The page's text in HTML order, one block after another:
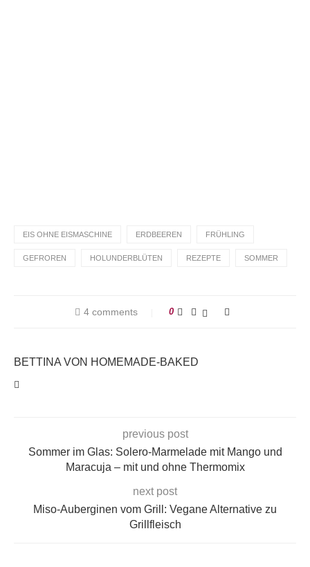
EIS OHNE EISMASCHINE ERDBEEREN FRÜHLING
GEFROREN HOLUNDERBLÜTEN REZEPTE SOMMER
4 comments 0
BETTINA VON HOMEMADE-BAKED
previous post
Sommer im Glas: Solero-Marmelade mit Mango und
Maracuja – mit und ohne Thermomix
next post
Miso-Auberginen vom Grill: Vegane Alternative zu
Grillfleisch